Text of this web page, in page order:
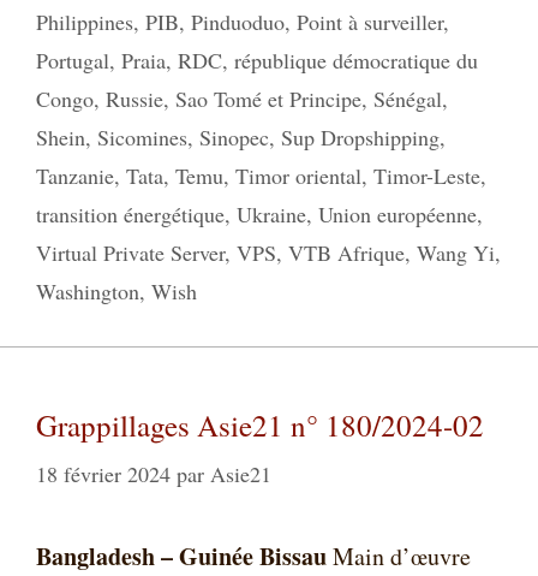
Philippines, PIB, Pinduoduo, Point à surveiller,
Portugal, Praia, RDC, république démocratique du
Congo, Russie, Sao Tomé et Principe, Sénégal,
Shein, Sicomines, Sinopec, Sup Dropshipping,
Tanzanie, Tata, Temu, Timor oriental, Timor-Leste,
transition énergétique, Ukraine, Union européenne,
Virtual Private Server, VPS, VTB Afrique, Wang Yi,
Washington, Wish
Grappillages Asie21 n° 180/2024-02
18 février 2024 par Asie21
Bangladesh – Guinée BissauMain d’œuvre